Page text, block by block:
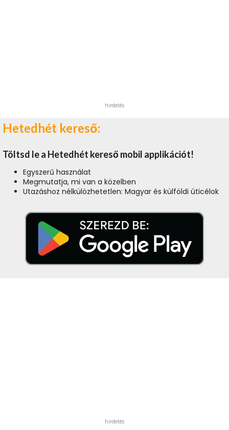
hirdetés
Hetedhét kereső:
Töltsd le a Hetedhét kereső mobil applikációt!
Egyszerű használat
Megmutatja, mi van a közelben
Utazáshoz nélkülözhetetlen: Magyar és külföldi úticélok
hirdetés